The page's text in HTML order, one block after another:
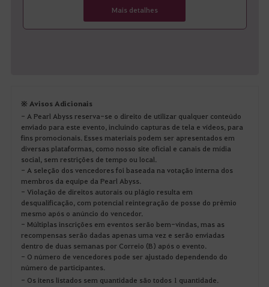
Mais detalhes
※ Avisos Adicionais
- A Pearl Abyss reserva-se o direito de utilizar qualquer conteúdo
enviado para este evento, incluindo capturas de tela e vídeos, para
fins promocionais. Esses materiais podem ser apresentados em
diversas plataformas, como nosso site oficial e canais de mídia
social, sem restrições de tempo ou local.
- A seleção dos vencedores foi baseada na votação interna dos
membros da equipe da Pearl Abyss.
- Violação de direitos autorais ou plágio resulta em
desqualificação, com potencial reintegração de posse do prêmio
mesmo após o anúncio do vencedor.
- Múltiplas inscrições em eventos serão bem-vindas, mas as
recompensas serão dadas apenas uma vez e serão enviadas
dentro de duas semanas por Correio (B) após o evento.
- O número de vencedores pode ser ajustado dependendo do
número de participantes.
- Os itens listados sem quantidade são todos 1 quantidade.